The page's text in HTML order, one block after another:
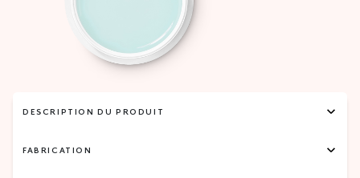
DESCRIPTION DU PRODUIT
FABRICATION